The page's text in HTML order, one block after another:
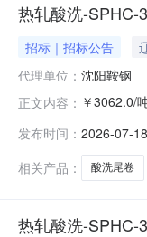
热轧酸洗-SPHC-
招标｜招标公告
代理单位： 沈阳鞍钢
正文内容： ￥3062.0/
求产线名
发布时间： 2026-07-
相关产品：
酸洗尾卷
热轧酸洗-SPHC-